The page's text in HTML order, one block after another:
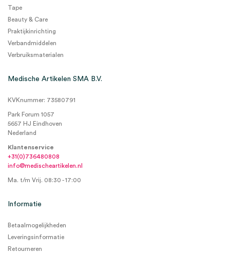
Tape
Beauty & Care
Praktijkinrichting
Verbandmiddelen
Verbruiksmaterialen
Medische Artikelen SMA B.V.
KVKnummer: 73580791
Park Forum 1057
5657 HJ Eindhoven
Nederland
Klantenservice
+31(0)736480808
info@medischeartikelen.nl
Ma. t/m Vrij. 08:30 - 17:00
Informatie
Betaalmogelijkheden
Leveringsinformatie
Retourneren